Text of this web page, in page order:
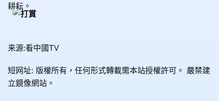
耕耘。
来源:看中國TV
短网址: 版權所有，任何形式轉載需本站授權許可。 嚴禁建
立鏡像網站。